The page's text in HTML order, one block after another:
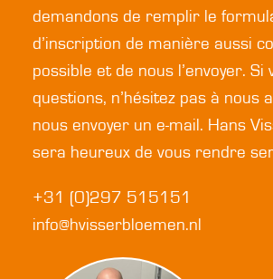
demandons de remplir le
d’inscription de manière aussi
possible et de nous l’envoyer. Si
questions, n’hésitez pas à nous
nous envoyer un e-mail. Hans
sera heureux de vous rendre
+31 (0)297 515151
info@hvisserbloemen.nl